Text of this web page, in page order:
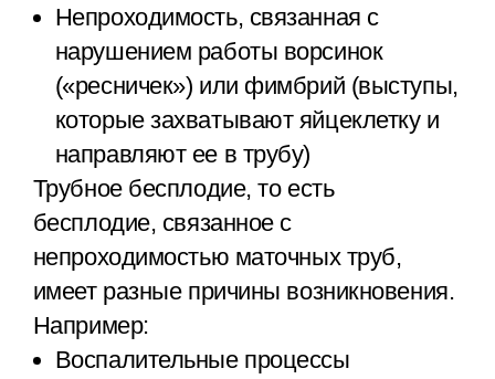
Непроходимость, связанная с
нарушением работы ворсинок
(«ресничек») или фимбрий (выступы,
которые захватывают яйцеклетку и
направляют ее в трубу)
Трубное бесплодие, то есть
бесплодие, связанное с
непроходимостью маточных труб,
имеет разные причины возникновения.
Например:
Воспалительные процессы